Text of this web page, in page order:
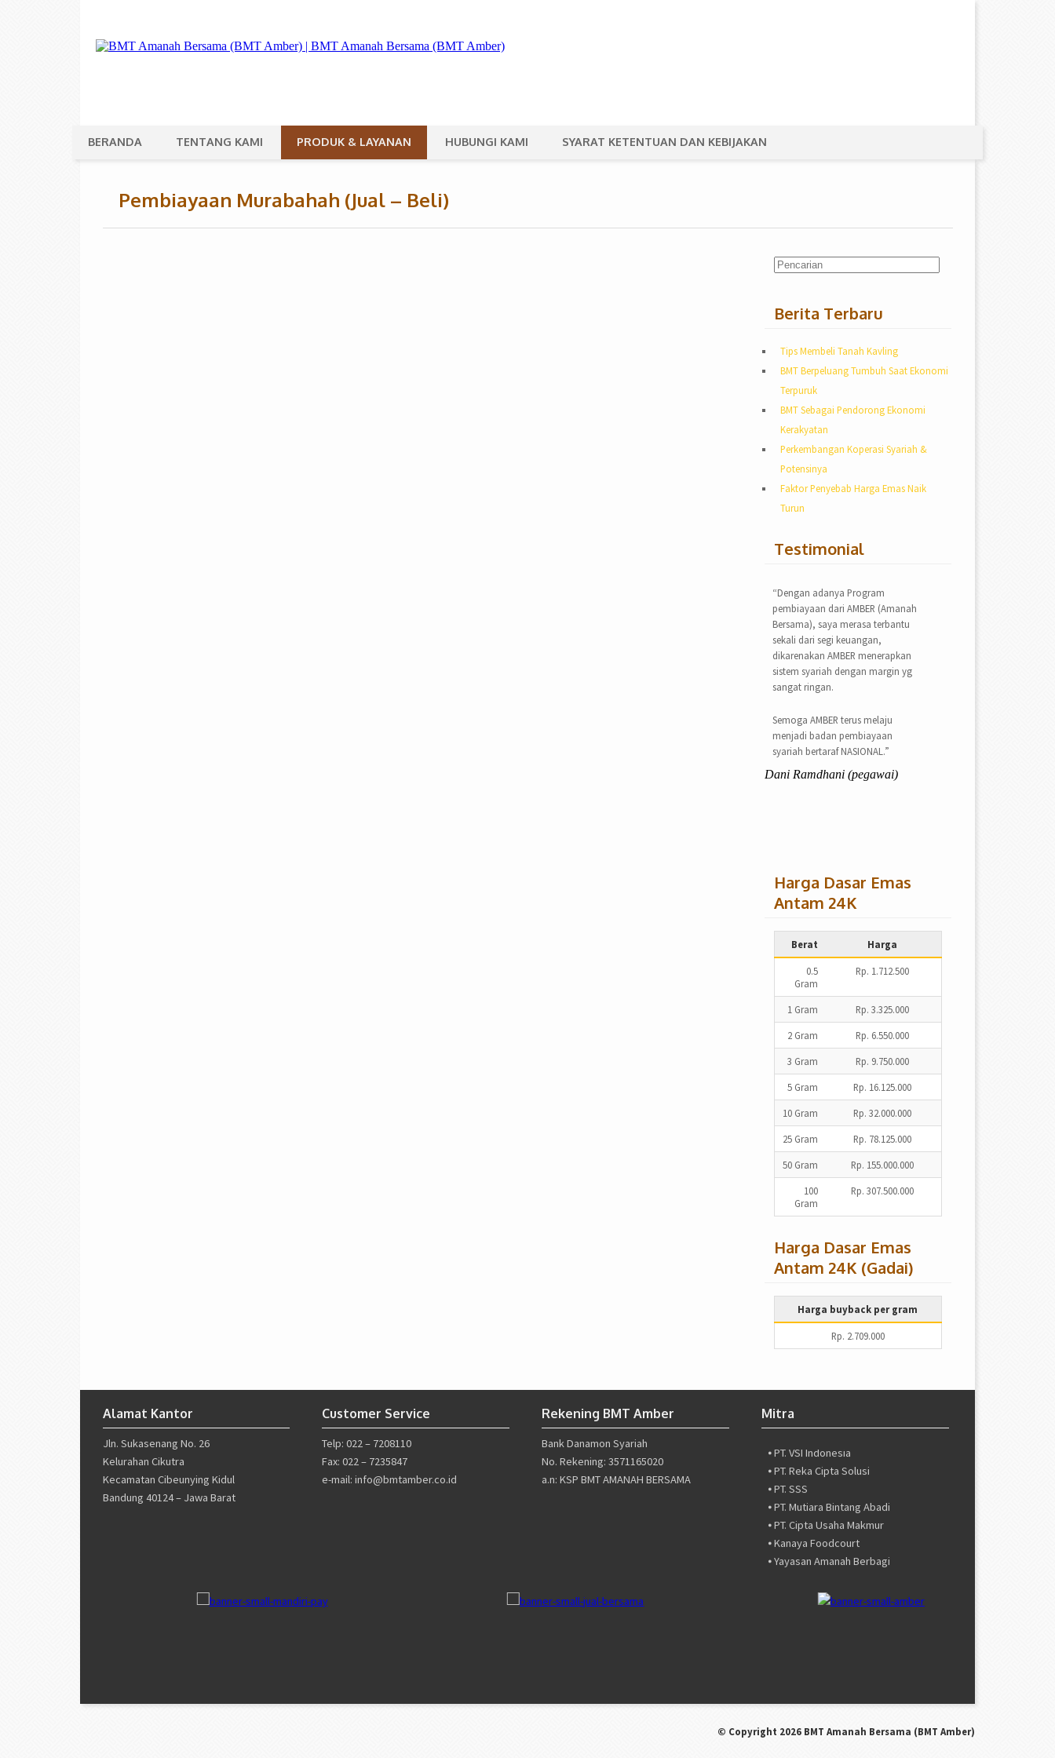
BERANDA TENTANG KAMI PRODUK & LAYANAN HUBUNGI KAMI SYARAT KETENTUAN DAN KEBIJAKAN
Pembiayaan Murabahah (Jual – Beli)
Berita Terbaru
Tips Membeli Tanah Kavling
BMT Berpeluang Tumbuh Saat Ekonomi
Terpuruk
BMT Sebagai Pendorong Ekonomi
Kerakyatan
Perkembangan Koperasi Syariah &
Potensinya
Faktor Penyebab Harga Emas Naik
Turun
Testimonial
“Dengan adanya Program
pembiayaan dari AMBER (Amanah
Bersama), saya merasa terbantu
sekali dari segi keuangan,
dikarenakan AMBER menerapkan
sistem syariah dengan margin yg
sangat ringan.
Semoga AMBER terus melaju
menjadi badan pembiayaan
syariah bertaraf NASIONAL.”
Dani Ramdhani (pegawai)
Harga Dasar Emas
Antam 24K
Berat Harga
0.5
Gram
Rp. 1.712.500
1 Gram Rp. 3.325.000
2 Gram Rp. 6.550.000
3 Gram Rp. 9.750.000
5 Gram Rp. 16.125.000
10 Gram Rp. 32.000.000
25 Gram Rp. 78.125.000
50 Gram Rp. 155.000.000
100
Gram
Rp. 307.500.000
Harga Dasar Emas
Antam 24K (Gadai)
Harga buyback per gram
Rp. 2.709.000
Alamat Kantor
Jln. Sukasenang No. 26
Kelurahan Cikutra
Kecamatan Cibeunying Kidul
Bandung 40124 – Jawa Barat
Customer Service
Telp: 022 – 7208110
Fax: 022 – 7235847
e-mail: info@bmtamber.co.id
Rekening BMT Amber
Bank Danamon Syariah
No. Rekening: 3571165020
a.n: KSP BMT AMANAH BERSAMA
Mitra
⦁ PT. Valuestream International
⦁ PT. ZBS International
⦁ PT. VSI Indonesia
⦁ PT. Reka Cipta Solusi
⦁ PT. SSS
⦁ PT. Mutiara Bintang Abadi
⦁ PT. Cipta Usaha Makmur
⦁ Kanaya Foodcourt
⦁ Yayasan Amanah Berbagi
⦁ Asuransi Adira Syariah
⦁ Asuransi JMA Syariah
⦁ PT. VSI Indonesia
⦁ PT. SSS
© Copyright 2026 BMT Amanah Bersama (BMT Amber)